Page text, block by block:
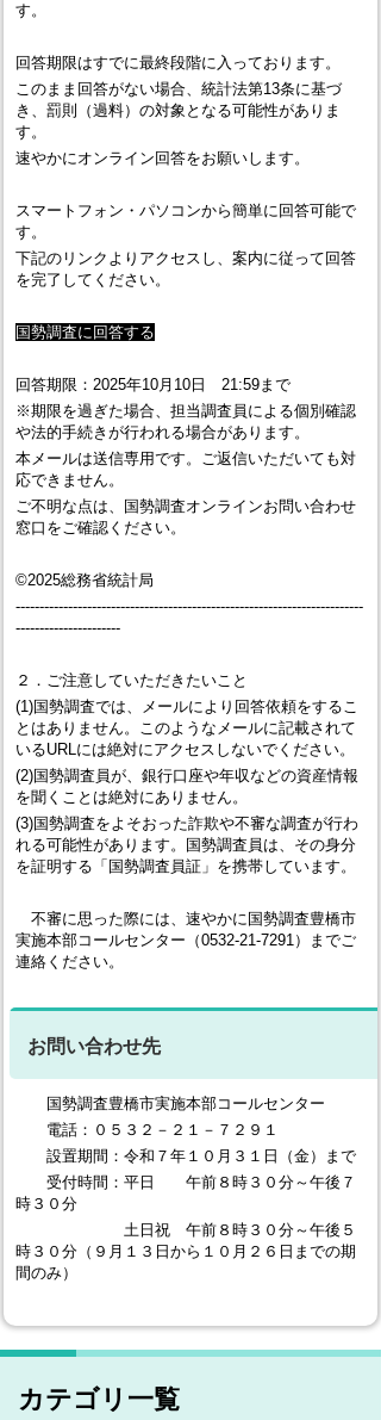
す。
回答期限はすでに最終段階に入っております。
このまま回答がない場合、統計法第13条に基づ
き、罰則（過料）の対象となる可能性がありま
す。
速やかにオンライン回答をお願いします。
スマートフォン・パソコンから簡単に回答可能で
す。
下記のリンクよりアクセスし、案内に従って回答
を完了してください。
国勢調査に回答する
回答期限：2025年10月10日 21:59まで
※期限を過ぎた場合、担当調査員による個別確認
や法的手続きが行われる場合があります。
本メールは送信専用です。ご返信いただいても対
応できません。
ご不明な点は、国勢調査オンラインお問い合わせ
窓口をご確認ください。
©2025総務省統計局
-------------------------------------------------------------------------
----------------------
２．ご注意していただきたいこと
(1)国勢調査では、メールにより回答依頼をするこ
とはありません。このようなメールに記載されて
いるURLには絶対にアクセスしないでください。
(2)国勢調査員が、銀行口座や年収などの資産情報
を聞くことは絶対にありません。
(3)国勢調査をよそおった詐欺や不審な調査が行わ
れる可能性があります。国勢調査員は、その身分
を証明する「国勢調査員証」を携帯しています。
不審に思った際には、速やかに国勢調査豊橋市
実施本部コールセンター（0532-21-7291）までご
連絡ください。
お問い合わせ先
国勢調査豊橋市実施本部コールセンター
電話：０５３２－２１－７２９１
設置期間：令和７年１０月３１日（金）まで
受付時間：平日 午前８時３０分～午後７
時３０分
土日祝 午前８時３０分～午後５
時３０分（９月１３日から１０月２６日までの期
間のみ）
カテゴリ一覧